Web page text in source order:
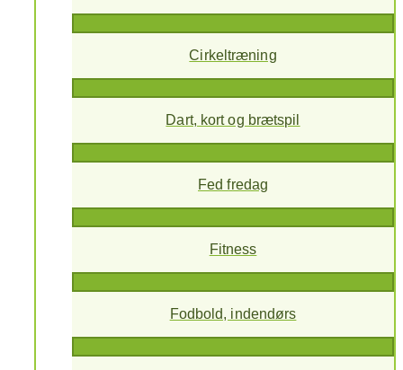
Cirkeltræning
Dart, kort og brætspil
Fed fredag
Fitness
Fodbold, indendørs